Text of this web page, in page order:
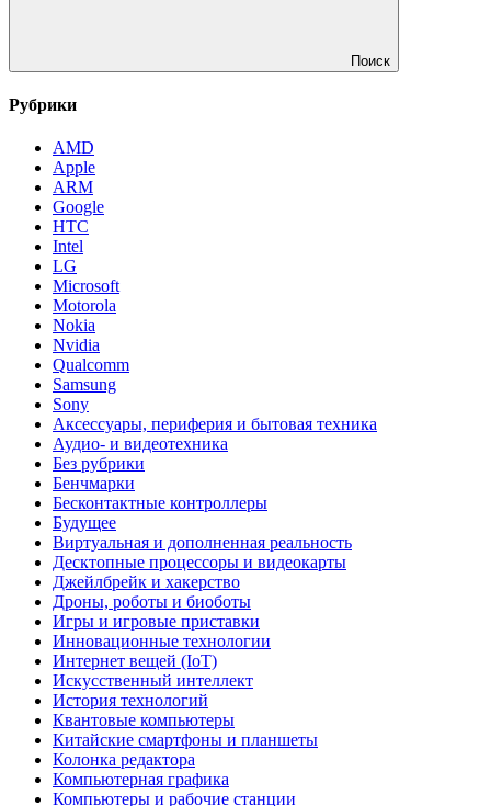
Поиск
Рубрики
AMD
Apple
ARM
Google
HTC
Intel
LG
Microsoft
Motorola
Nokia
Nvidia
Qualcomm
Samsung
Sony
Аксессуары, периферия и бытовая техника
Аудио- и видеотехника
Без рубрики
Бенчмарки
Бесконтактные контроллеры
Будущее
Виртуальная и дополненная реальность
Десктопные процессоры и видеокарты
Джейлбрейк и хакерство
Дроны, роботы и биоботы
Игры и игровые приставки
Инновационные технологии
Интернет вещей (IoT)
Искусственный интеллект
История технологий
Квантовые компьютеры
Китайские смартфоны и планшеты
Колонка редактора
Компьютерная графика
Компьютеры и рабочие станции